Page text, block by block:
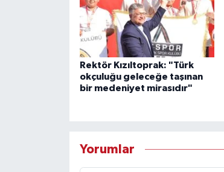
Rektör Kızıltoprak: "Türk
okçuluğu geleceğe taşınan
bir medeniyet mirasıdır"
Yorumlar